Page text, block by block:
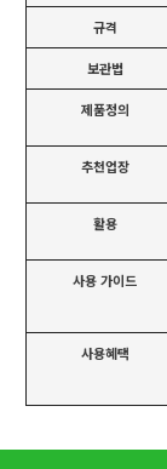
규격
보관법
제품정의
추천업장
활용
사용 가이드
사용혜택